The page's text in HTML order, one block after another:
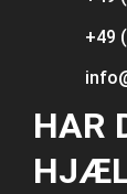
+49
HAR